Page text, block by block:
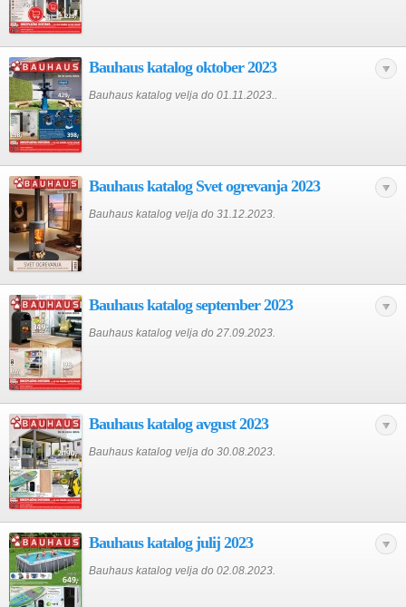
Bauhaus katalog oktober 2023
Bauhaus katalog velja do 01.11.2023..
Bauhaus katalog Svet ogrevanja 2023
Bauhaus katalog velja do 31.12.2023.
Bauhaus katalog september 2023
Bauhaus katalog velja do 27.09.2023.
Bauhaus katalog avgust 2023
Bauhaus katalog velja do 30.08.2023.
Bauhaus katalog julij 2023
Bauhaus katalog velja do 02.08.2023.